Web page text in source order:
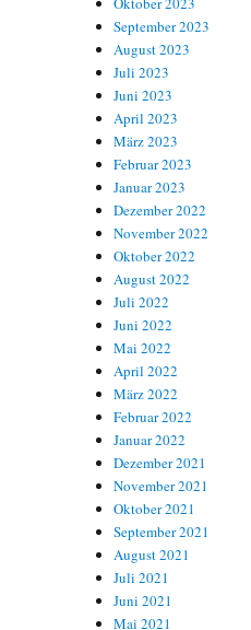
September 2023
August 2023
Juli 2023
Juni 2023
April 2023
März 2023
Februar 2023
Januar 2023
Dezember 2022
November 2022
Oktober 2022
August 2022
Juli 2022
Juni 2022
Mai 2022
April 2022
März 2022
Februar 2022
Januar 2022
Dezember 2021
November 2021
Oktober 2021
September 2021
August 2021
Juli 2021
Juni 2021
Mai 2021